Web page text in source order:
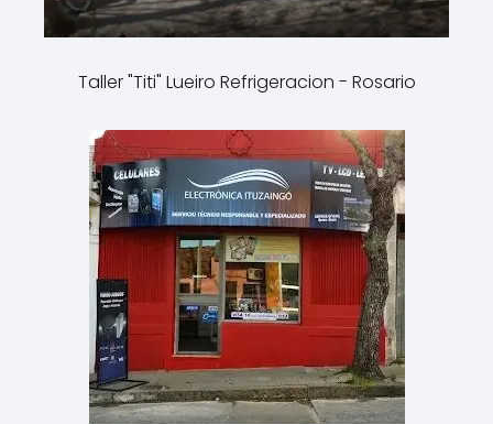
Taller "Titi" Lueiro Refrigeracion - Rosario